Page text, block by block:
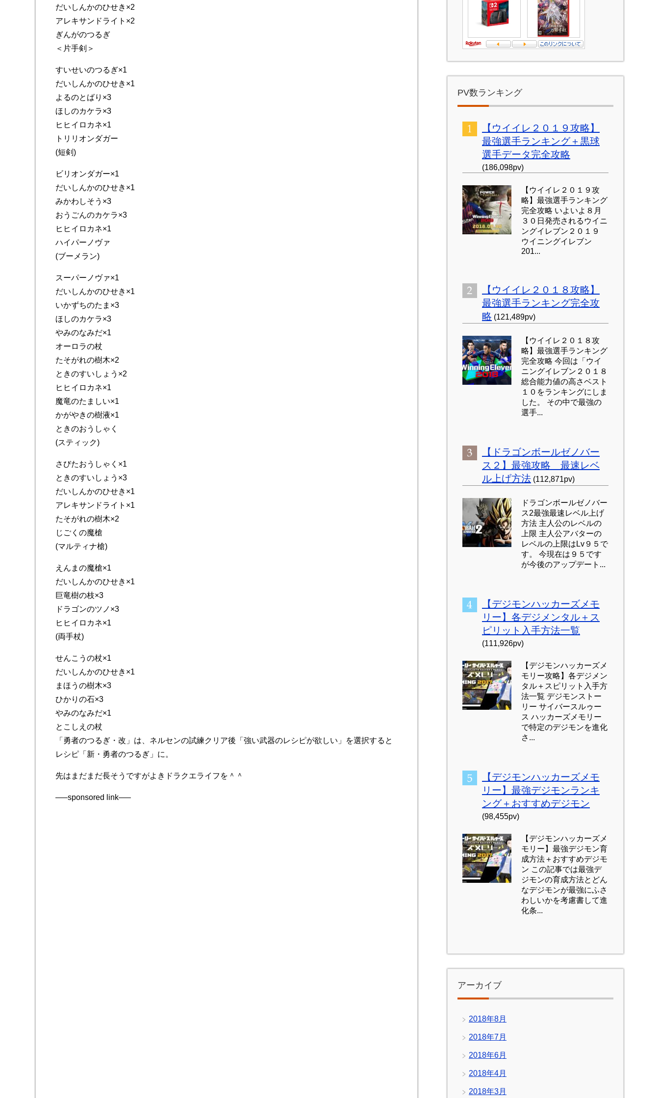
だいしんかのひせき×2
アレキサンドライト×2
ぎんがのつるぎ
＜片手剣＞
すいせいのつるぎ×1
だいしんかのひせき×1
よるのとばり×3
ほしのカケラ×3
ヒヒイロカネ×1
トリリオンダガー
(短剣)
ビリオンダガー×1
だいしんかのひせき×1
みかわしそう×3
おうごんのカケラ×3
ヒヒイロカネ×1
ハイパーノヴァ
(ブーメラン)
スーパーノヴァ×1
だいしんかのひせき×1
いかずちのたま×3
ほしのカケラ×3
やみのなみだ×1
オーロラの杖
たそがれの樹木×2
ときのすいしょう×2
ヒヒイロカネ×1
魔竜のたましい×1
かがやきの樹液×1
ときのおうしゃく
(スティック)
さびたおうしゃく×1
ときのすいしょう×3
だいしんかのひせき×1
アレキサンドライト×1
たそがれの樹木×2
じごくの魔槍
(マルティナ槍)
えんまの魔槍×1
だいしんかのひせき×1
巨竜樹の枝×3
ドラゴンのツノ×3
ヒヒイロカネ×1
(両手杖)
せんこうの杖×1
だいしんかのひせき×1
まほうの樹木×3
ひかりの石×3
やみのなみだ×1
とこしえの杖
「勇者のつるぎ・改」は、ネルセンの試練クリア後「強い武器のレシピが欲しい」を選択すると
レシピ「新・勇者のつるぎ」に。
先はまだまだ長そうですがよきドラクエライフを＾＾
—–sponsored link—–
PV数ランキング
【ウイイレ２０１９攻略】
最強選手ランキング＋黒球
選手データ完全攻略
(186,098pv)
【ウイイレ２０１９攻
略】最強選手ランキング
完全攻略 いよいよ８月
３０日発売されるウイニ
ングイレブン２０１９
ウイニングイレブン
201...
【ウイイレ２０１８攻略】
最強選手ランキング完全攻
略 (121,489pv)
【ウイイレ２０１８攻
略】最強選手ランキング
完全攻略 今回は「ウイ
ニングイレブン２０１８
総合能力値の高さベスト
１０をランキングにしま
した。 その中で最強の
選手...
【ドラゴンボールゼノバー
ス２】最強攻略 最速レベ
ル上げ方法 (112,871pv)
ドラゴンボールゼノバー
ス2最強最速レベル上げ
方法 主人公のレベルの
上限 主人公アバターの
レベルの上限はLv９５で
す。 今現在は９５です
が今後のアップデート...
【デジモンハッカーズメモ
リー】各デジメンタル＋ス
ピリット入手方法一覧
(111,926pv)
【デジモンハッカーズメ
モリー攻略】各デジメン
タル＋スピリット入手方
法一覧 デジモンストー
リー サイバースルゥー
ス ハッカーズメモリー
で特定のデジモンを進化
さ...
【デジモンハッカーズメモ
リー】最強デジモンランキ
ング＋おすすめデジモン
(98,455pv)
【デジモンハッカーズメ
モリー】最強デジモン育
成方法＋おすすめデジモ
ン この記事では最強デ
ジモンの育成方法とどん
なデジモンが最強にふさ
わしいかを考慮書して進
化条...
アーカイブ
2018年8月
2018年7月
2018年6月
2018年4月
2018年3月